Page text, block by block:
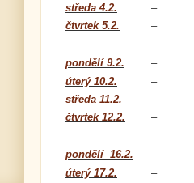
středa 4.2.
–
čtvrtek 5.2.
–
pondělí 9.2.
–
úterý 10.2.
–
středa 11.2.
–
čtvrtek 12.2.
–
pondělí 16.2.
–
úterý 17.2.
–